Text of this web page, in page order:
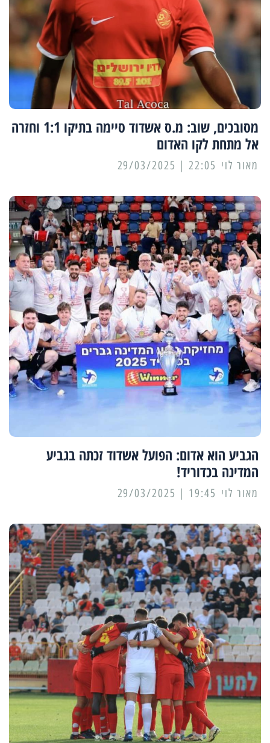
מסובכים, שוב: מ.ס אשדוד סיימה בתיקו 1:1 וחזרה
אל מתחת לקו האדום
מאור לוי 22:05 | 29/03/2025
הגביע הוא אדום: הפועל אשדוד זכתה בגביע
המדינה בכדוריד!
מאור לוי 19:45 | 29/03/2025